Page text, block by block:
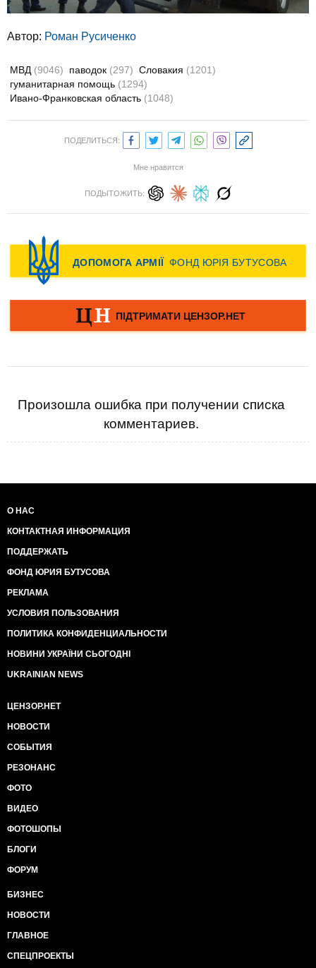
Автор: Роман Русиченко
МВД (9046) паводок (297) Словакия (1201)
гуманитарная помощь (1294)
Ивано-Франковская область (1048)
ПОДЕЛИТЬСЯ:
Мне нравится
ПОДЫТОЖИТЬ:
Произошла ошибка при получении списка
комментариев.
О НАС
КОНТАКТНАЯ ИНФОРМАЦИЯ
ПОДДЕРЖАТЬ
ФОНД ЮРИЯ БУТУСОВА
РЕКЛАМА
УСЛОВИЯ ПОЛЬЗОВАНИЯ
ПОЛИТИКА КОНФИДЕНЦИАЛЬНОСТИ
НОВИНИ УКРАЇНИ СЬОГОДНІ
UKRAINIAN NEWS
ЦЕНЗОР.НЕТ
НОВОСТИ
СОБЫТИЯ
РЕЗОНАНС
ФОТО
ВИДЕО
ФОТОШОПЫ
БЛОГИ
ФОРУМ
БИЗНЕС
НОВОСТИ
ГЛАВНОЕ
СПЕЦПРОЕКТЫ